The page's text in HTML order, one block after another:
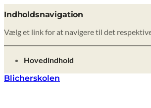
Indholdsnavigation
Vælg et link for at navigere til det
gå til
Hovedindhold
Blicherskolen